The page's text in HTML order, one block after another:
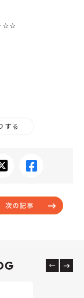
する
次の記事